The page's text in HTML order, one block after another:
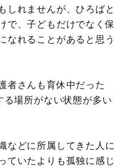
しれませんが、ひろばと
で、子どもだけでなく保
なれることがあると思う
者さんも育休中だった
る場所がない状態が多い
などに所属してきた人に
ていたよりも孤独に感じ